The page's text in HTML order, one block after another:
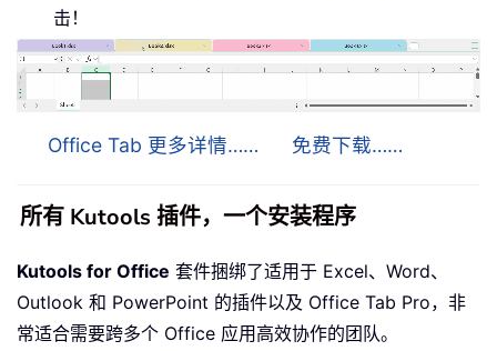
击！
Office Tab 更多详情…… 免费下载……
所有 Kutools 插件，一个安装程序
Kutools for Office 套件捆绑了适用于 Excel、Word、
Outlook 和 PowerPoint 的插件以及 Office Tab Pro，非
常适合需要跨多个 Office 应用高效协作的团队。